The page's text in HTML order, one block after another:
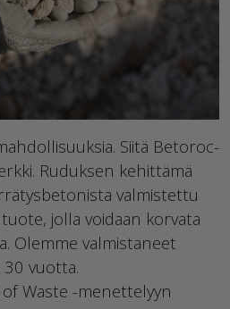
Siitä Betoroc-
Ruduksen kehittämä
valmistettu
jolla voidaan korvata
Olemme valmistaneet
vuotta.
Waste -menettelyyn